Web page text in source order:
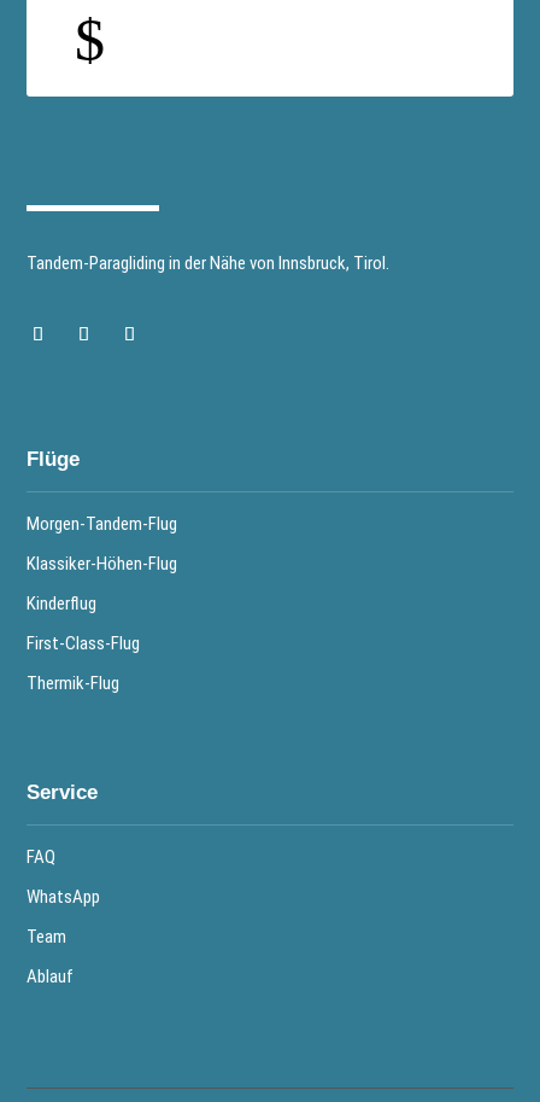
$
Tandem-Paragliding in der Nähe von Innsbruck, Tirol.
Flüge
Morgen-Tandem-Flug
Klassiker-Höhen-Flug
Kinderflug
First-Class-Flug
Thermik-Flug
Service
FAQ
WhatsApp
Team
Ablauf